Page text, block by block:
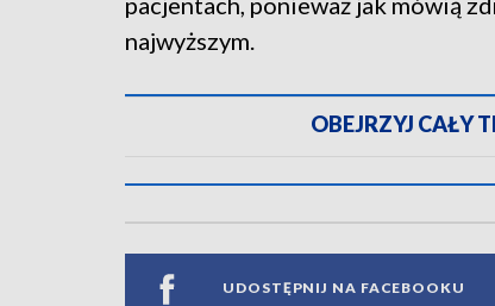
najwyższym.
OBEJRZYJ CAŁY
UDOSTĘPNIJ NA FACEBOOKU